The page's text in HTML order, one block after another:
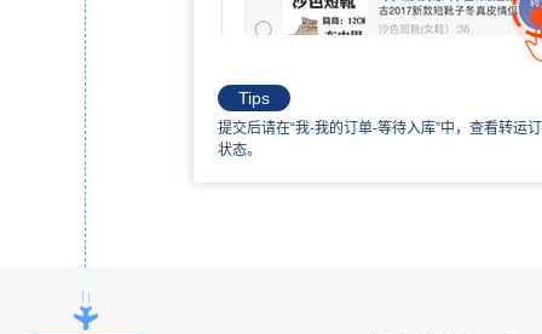
Tips
提交后请在“我-我的订单-等待入库”中，查看转运
状态。